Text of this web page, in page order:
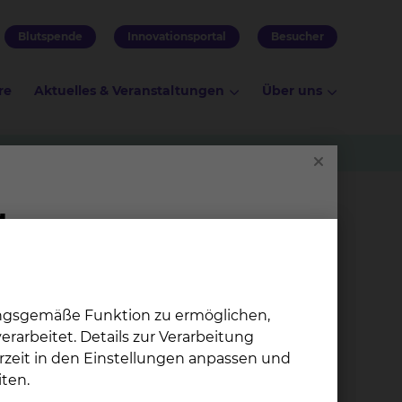
Blutspende Innovationsportal Besucher
Aktuelles & Veranstaltungen Über uns
Funktion zu ermöglichen,
Details zur Verarbeitung
in den Einstellungen anpassen und